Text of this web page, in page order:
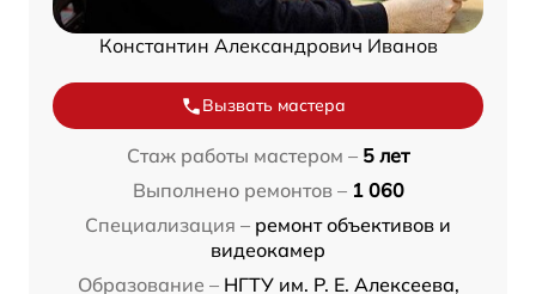
Константин Александрович Иванов
Вызвать мастера
Стаж работы мастером – 5 лет
Выполнено ремонтов – 1 060
Специализация – ремонт объективов и
видеокамер
Образование – НГТУ им. Р. Е. Алексеева,